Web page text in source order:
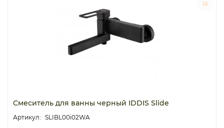
Смеситель для ванны черный IDDIS Slide
SLIBL00i02WA